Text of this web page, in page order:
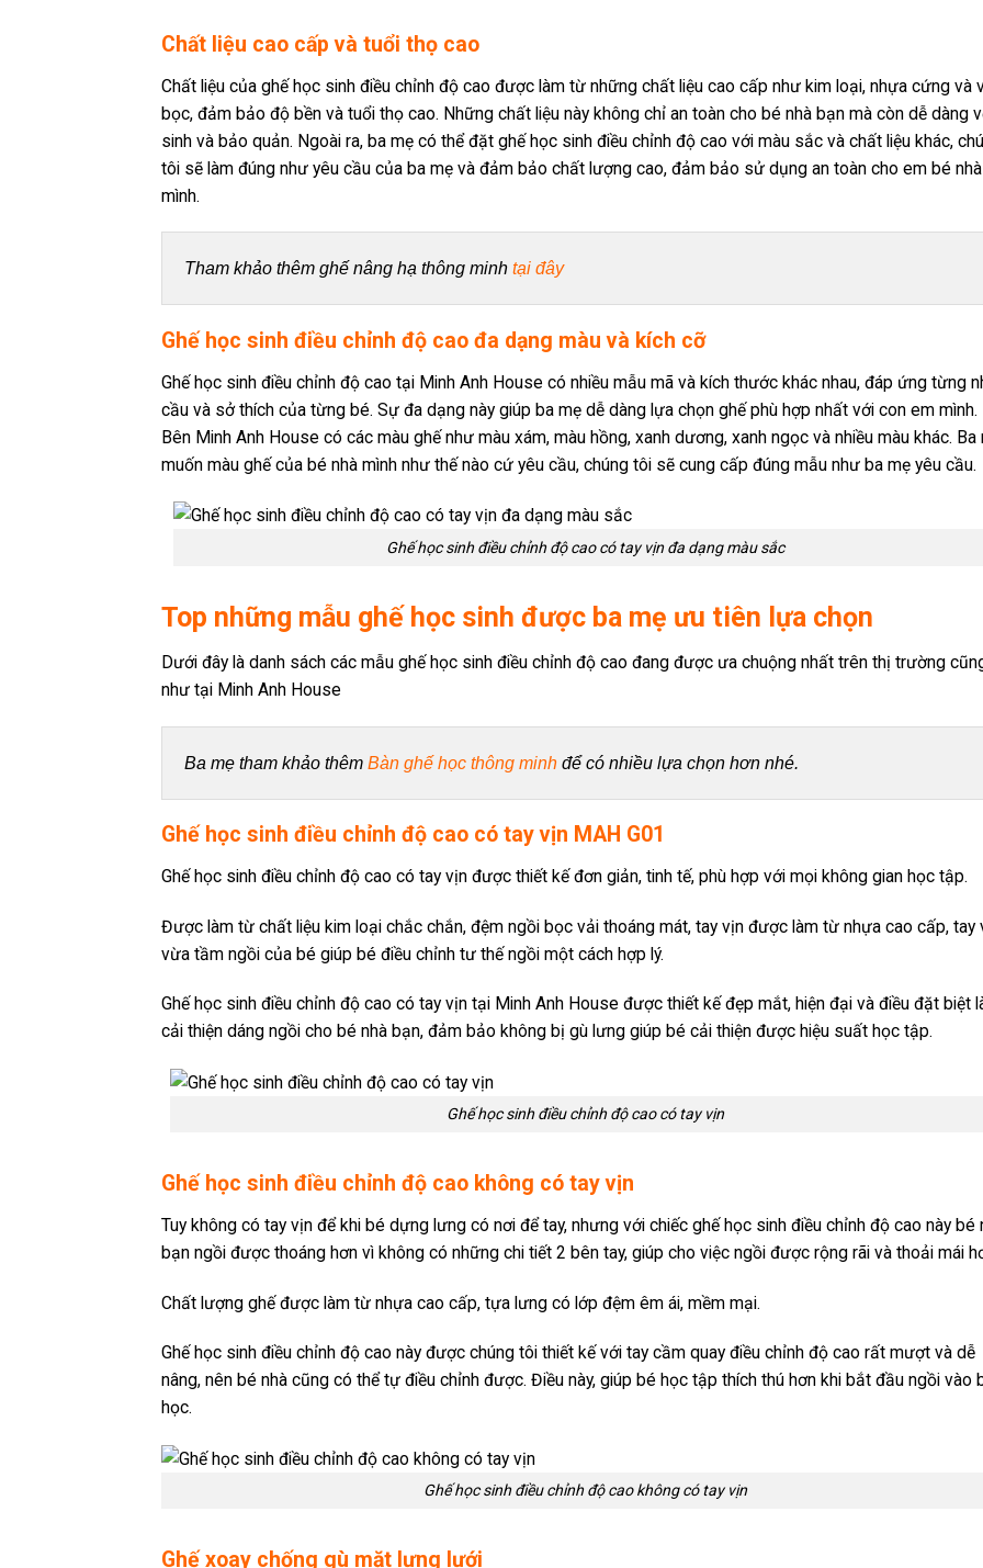
Chất liệu cao cấp và tuổi thọ cao
Chất liệu của ghế học sinh điều chỉnh độ cao được làm từ những chất liệu cao cấp như kim loại, nhựa cứng và
bọc, đảm bảo độ bền và tuổi thọ cao. Những chất liệu này không chỉ an toàn cho bé nhà bạn mà còn dễ dàng
sinh và bảo quản. Ngoài ra, ba mẹ có thể đặt ghế học sinh điều chỉnh độ cao với màu sắc và chất liệu khác,
tôi sẽ làm đúng như yêu cầu của ba mẹ và đảm bảo chất lượng cao, đảm bảo sử dụng an toàn cho em bé nhà
mình.
Tham khảo thêm ghế nâng hạ thông minh tại đây
Ghế học sinh điều chỉnh độ cao đa dạng màu và kích cỡ
Ghế học sinh điều chỉnh độ cao tại Minh Anh House có nhiều mẫu mã và kích thước khác nhau, đáp ứng từng
cầu và sở thích của từng bé. Sự đa dạng này giúp ba mẹ dễ dàng lựa chọn ghế phù hợp nhất với con em mình.
Bên Minh Anh House có các màu ghế như màu xám, màu hồng, xanh dương, xanh ngọc và nhiều màu khác. Ba
muốn màu ghế của bé nhà mình như thế nào cứ yêu cầu, chúng tôi sẽ cung cấp đúng mẫu như ba mẹ yêu cầu.
Ghế học sinh điều chỉnh độ cao có tay vịn đa dạng màu sắc
Top những mẫu ghế học sinh được ba mẹ ưu tiên lựa chọn
Dưới đây là danh sách các mẫu ghế học sinh điều chỉnh độ cao đang được ưa chuộng nhất trên thị trường
như tại Minh Anh House
Ba mẹ tham khảo thêm Bàn ghế học thông minh để có nhiều lựa chọn hơn nhé.
Ghế học sinh điều chỉnh độ cao có tay vịn MAH G01
Ghế học sinh điều chỉnh độ cao có tay vịn được thiết kế đơn giản, tinh tế, phù hợp với mọi không gian học tập.
Được làm từ chất liệu kim loại chắc chắn, đệm ngồi bọc vải thoáng mát, tay vịn được làm từ nhựa cao cấp, tay
vừa tầm ngồi của bé giúp bé điều chỉnh tư thế ngồi một cách hợp lý.
Ghế học sinh điều chỉnh độ cao có tay vịn tại Minh Anh House được thiết kế đẹp mắt, hiện đại và điều đặt biệt
cải thiện dáng ngồi cho bé nhà bạn, đảm bảo không bị gù lưng giúp bé cải thiện được hiệu suất học tập.
Ghế học sinh điều chỉnh độ cao có tay vịn
Ghế học sinh điều chỉnh độ cao không có tay vịn
Tuy không có tay vịn để khi bé dựng lưng có nơi để tay, nhưng với chiếc ghế học sinh điều chỉnh độ cao này bé
bạn ngồi được thoáng hơn vì không có những chi tiết 2 bên tay, giúp cho việc ngồi được rộng rãi và thoải mái
Chất lượng ghế được làm từ nhựa cao cấp, tựa lưng có lớp đệm êm ái, mềm mại.
Ghế học sinh điều chỉnh độ cao này được chúng tôi thiết kế với tay cầm quay điều chỉnh độ cao rất mượt và dễ
nâng, nên bé nhà cũng có thể tự điều chỉnh được. Điều này, giúp bé học tập thích thú hơn khi bắt đầu ngồi vào
học.
Ghế học sinh điều chỉnh độ cao không có tay vịn
Ghế xoay chống gù mặt lưng lưới